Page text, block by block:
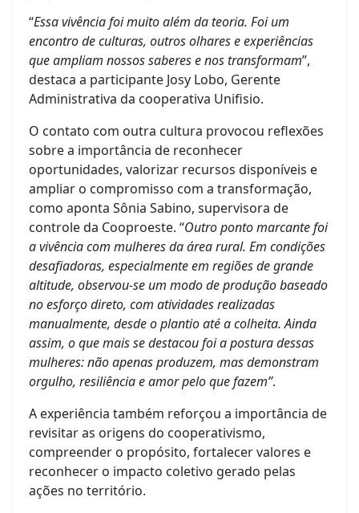
“Essa vivência foi muito além da teoria. Foi um
encontro de culturas, outros olhares e experiências
que ampliam nossos saberes e nos transformam”,
destaca a participante Josy Lobo, Gerente
Administrativa da cooperativa Unifisio.
O contato com outra cultura provocou reflexões
sobre a importância de reconhecer
oportunidades, valorizar recursos disponíveis e
ampliar o compromisso com a transformação,
como aponta Sônia Sabino, supervisora de
controle da Cooproeste. “Outro ponto marcante foi
a vivência com mulheres da área rural. Em condições
desafiadoras, especialmente em regiões de grande
altitude, observou-se um modo de produção baseado
no esforço direto, com atividades realizadas
manualmente, desde o plantio até a colheita. Ainda
assim, o que mais se destacou foi a postura dessas
mulheres: não apenas produzem, mas demonstram
orgulho, resiliência e amor pelo que fazem”.
A experiência também reforçou a importância de
revisitar as origens do cooperativismo,
compreender o propósito, fortalecer valores e
reconhecer o impacto coletivo gerado pelas
ações no território.